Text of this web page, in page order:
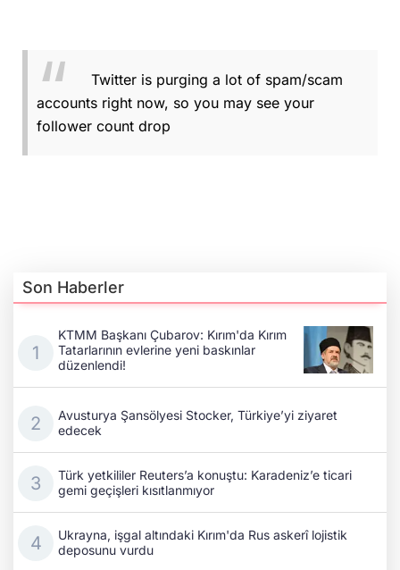
Twitter is purging a lot of spam/scam
accounts right now, so you may see your
follower count drop
Son Haberler
KTMM Başkanı Çubarov: Kırım'da Kırım
Tatarlarının evlerine yeni baskınlar
düzenlendi!
Avusturya Şansölyesi Stocker, Türkiye’yi ziyaret
edecek
Türk yetkililer Reuters’a konuştu: Karadeniz’e ticari
gemi geçişleri kısıtlanmıyor
Ukrayna, işgal altındaki Kırım'da Rus askerî lojistik
deposunu vurdu